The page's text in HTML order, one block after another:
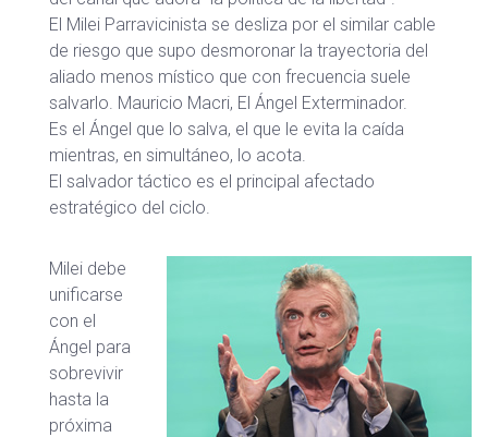
El Milei Parravicinista se desliza por el similar cable
de riesgo que supo desmoronar la trayectoria del
aliado menos místico que con frecuencia suele
salvarlo. Mauricio Macri, El Ángel Exterminador.
Es el Ángel que lo salva, el que le evita la caída
mientras, en simultáneo, lo acota.
El salvador táctico es el principal afectado
estratégico del ciclo.
Milei debe
unificarse
con el
Ángel para
sobrevivir
hasta la
próxima